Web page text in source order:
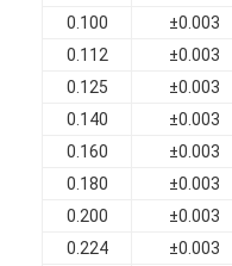
Запросите цитату
Эмалированная
Изолированные
0.100
±0.003
0.112
±0.003
0.125
±0.003
0.140
±0.003
0.160
±0.003
0.180
±0.003
0.200
±0.003
0.224
±0.003